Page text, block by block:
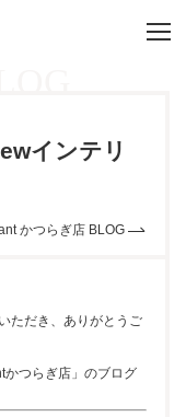
インテリ
かつらぎ店 BLOG
ただき、ありがとうご
つらぎ店」のブログ